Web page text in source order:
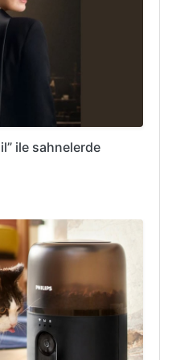
ile sahnelerde